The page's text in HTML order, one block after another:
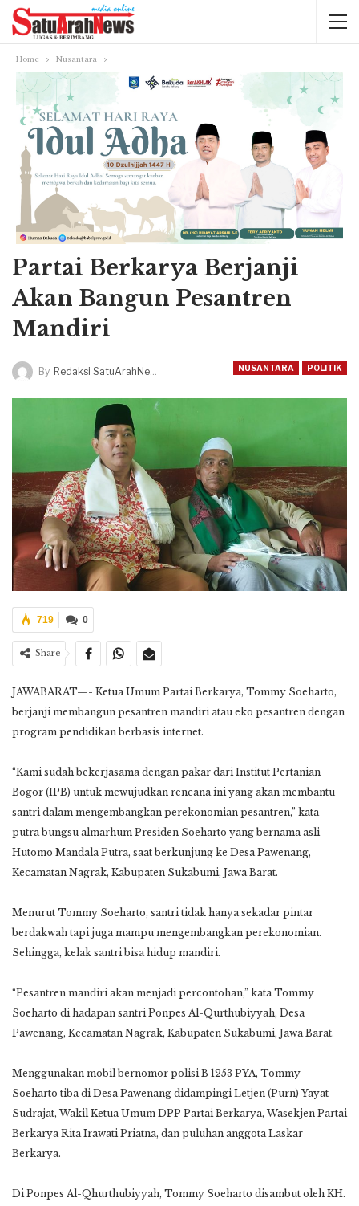
Home Nusantara
Partai Berkarya Berjanji
Akan Bangun Pesantren
Mandiri
NUSANTARA POLITIK
By Redaksi SatuArahNews
0
719
Share
JAWABARAT—- Ketua Umum Partai Berkarya, Tommy Soeharto,
berjanji membangun pesantren mandiri atau eko pesantren dengan
program pendidikan berbasis internet.
“Kami sudah bekerjasama dengan pakar dari Institut Pertanian
Bogor (IPB) untuk mewujudkan rencana ini yang akan membantu
santri dalam mengembangkan perekonomian pesantren,” kata
putra bungsu almarhum Presiden Soeharto yang bernama asli
Hutomo Mandala Putra, saat berkunjung ke Desa Pawenang,
Kecamatan Nagrak, Kabupaten Sukabumi, Jawa Barat.
Menurut Tommy Soeharto, santri tidak hanya sekadar pintar
berdakwah tapi juga mampu mengembangkan perekonomian.
Sehingga, kelak santri bisa hidup mandiri.
“Pesantren mandiri akan menjadi percontohan,” kata Tommy
Soeharto di hadapan santri Ponpes Al-Qurthubiyyah, Desa
Pawenang, Kecamatan Nagrak, Kabupaten Sukabumi, Jawa Barat.
Menggunakan mobil bernomor polisi B 1253 PYA, Tommy
Soeharto tiba di Desa Pawenang didampingi Letjen (Purn) Yayat
Sudrajat, Wakil Ketua Umum DPP Partai Berkarya, Wasekjen Partai
Berkarya Rita Irawati Priatna, dan puluhan anggota Laskar
Berkarya.
Di Ponpes Al-Qhurthubiyyah, Tommy Soeharto disambut oleh KH.